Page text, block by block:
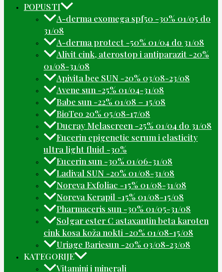
POPUSTI
A-derma exomega spf50 -30% 01/05 do
31/08
A-derma protect -50% 01/04 do 31/08
Alivit cink, aterostop i antiparazit -20%
01/08-31/08
Apivita bee SUN -20% 03/08-23/08
Avene sun -25% 01/04-31/08
Babe sun -22% 01/08 – 15/08
BioTeo 20% 05/08-17/08
Ducray Melascreen -25% 01/04 do 31/08
Eucerin epigenetic serum i elasticity
ultra light fluid -30%
Eucerin sun -30% 01/06-31/08
Ladival SUN -20% 01/08-31/08
Noreva Exfoliac -15% 01/08-31/08
Noreva Kerapil -15% 01/08-15/08
Pharmaceris sun -30% 01/05-31/08
Solgar ester C astaxantin beta karoten
cink kosa koža nokti -20% 01/08-15/08
Uriage Bariesun -20% 03/08-23/08
KATEGORIJE
Vitamini i minerali